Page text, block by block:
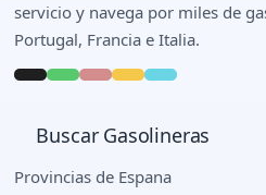
servicio y navega por miles de
Portugal, Francia e Italia.
Buscar Gasolineras
Provincias de Espana